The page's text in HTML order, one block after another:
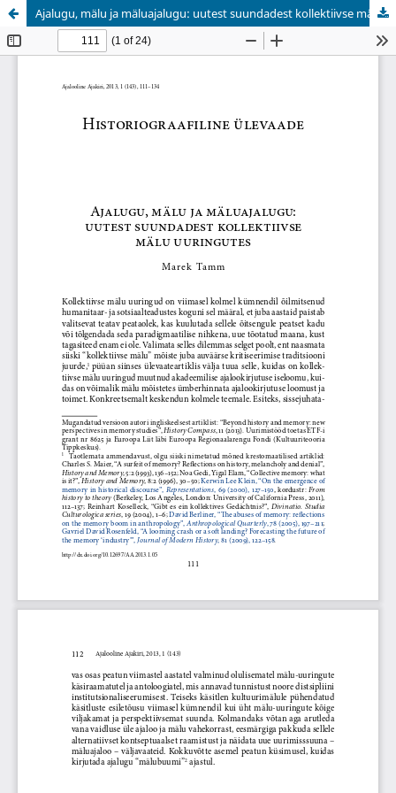
Ajalugu, mälu ja mäluajalugu: uutest suundadest kollektiivse mälu uuringutes [Abstract: History, memory and mnemohistory: new trends in collective memory studies]